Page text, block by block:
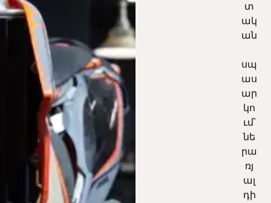
տ
ակ
ան
սպ
աս
ար
կո
ւմ՝
նե
րա
ռյ
ալ
դի